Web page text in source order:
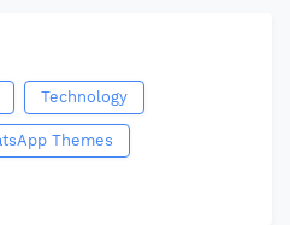
Technology
Themes